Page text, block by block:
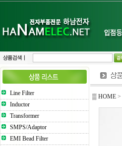
Line Filter
Inductor
Transformer
SMPS/Adaptor
EMI Bead Filter
▒ HOME >